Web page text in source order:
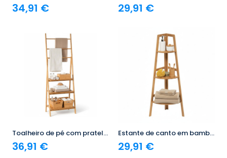
34,91 € 29,91 €
Toalheiro de pé com prateleiras em bambu Canoply 152x53.2x32.4cm 7house
36,91 €
Estante de canto em bambu com 3 níveis Canoply 103x31.9x31.9cm 7house
29,91 €